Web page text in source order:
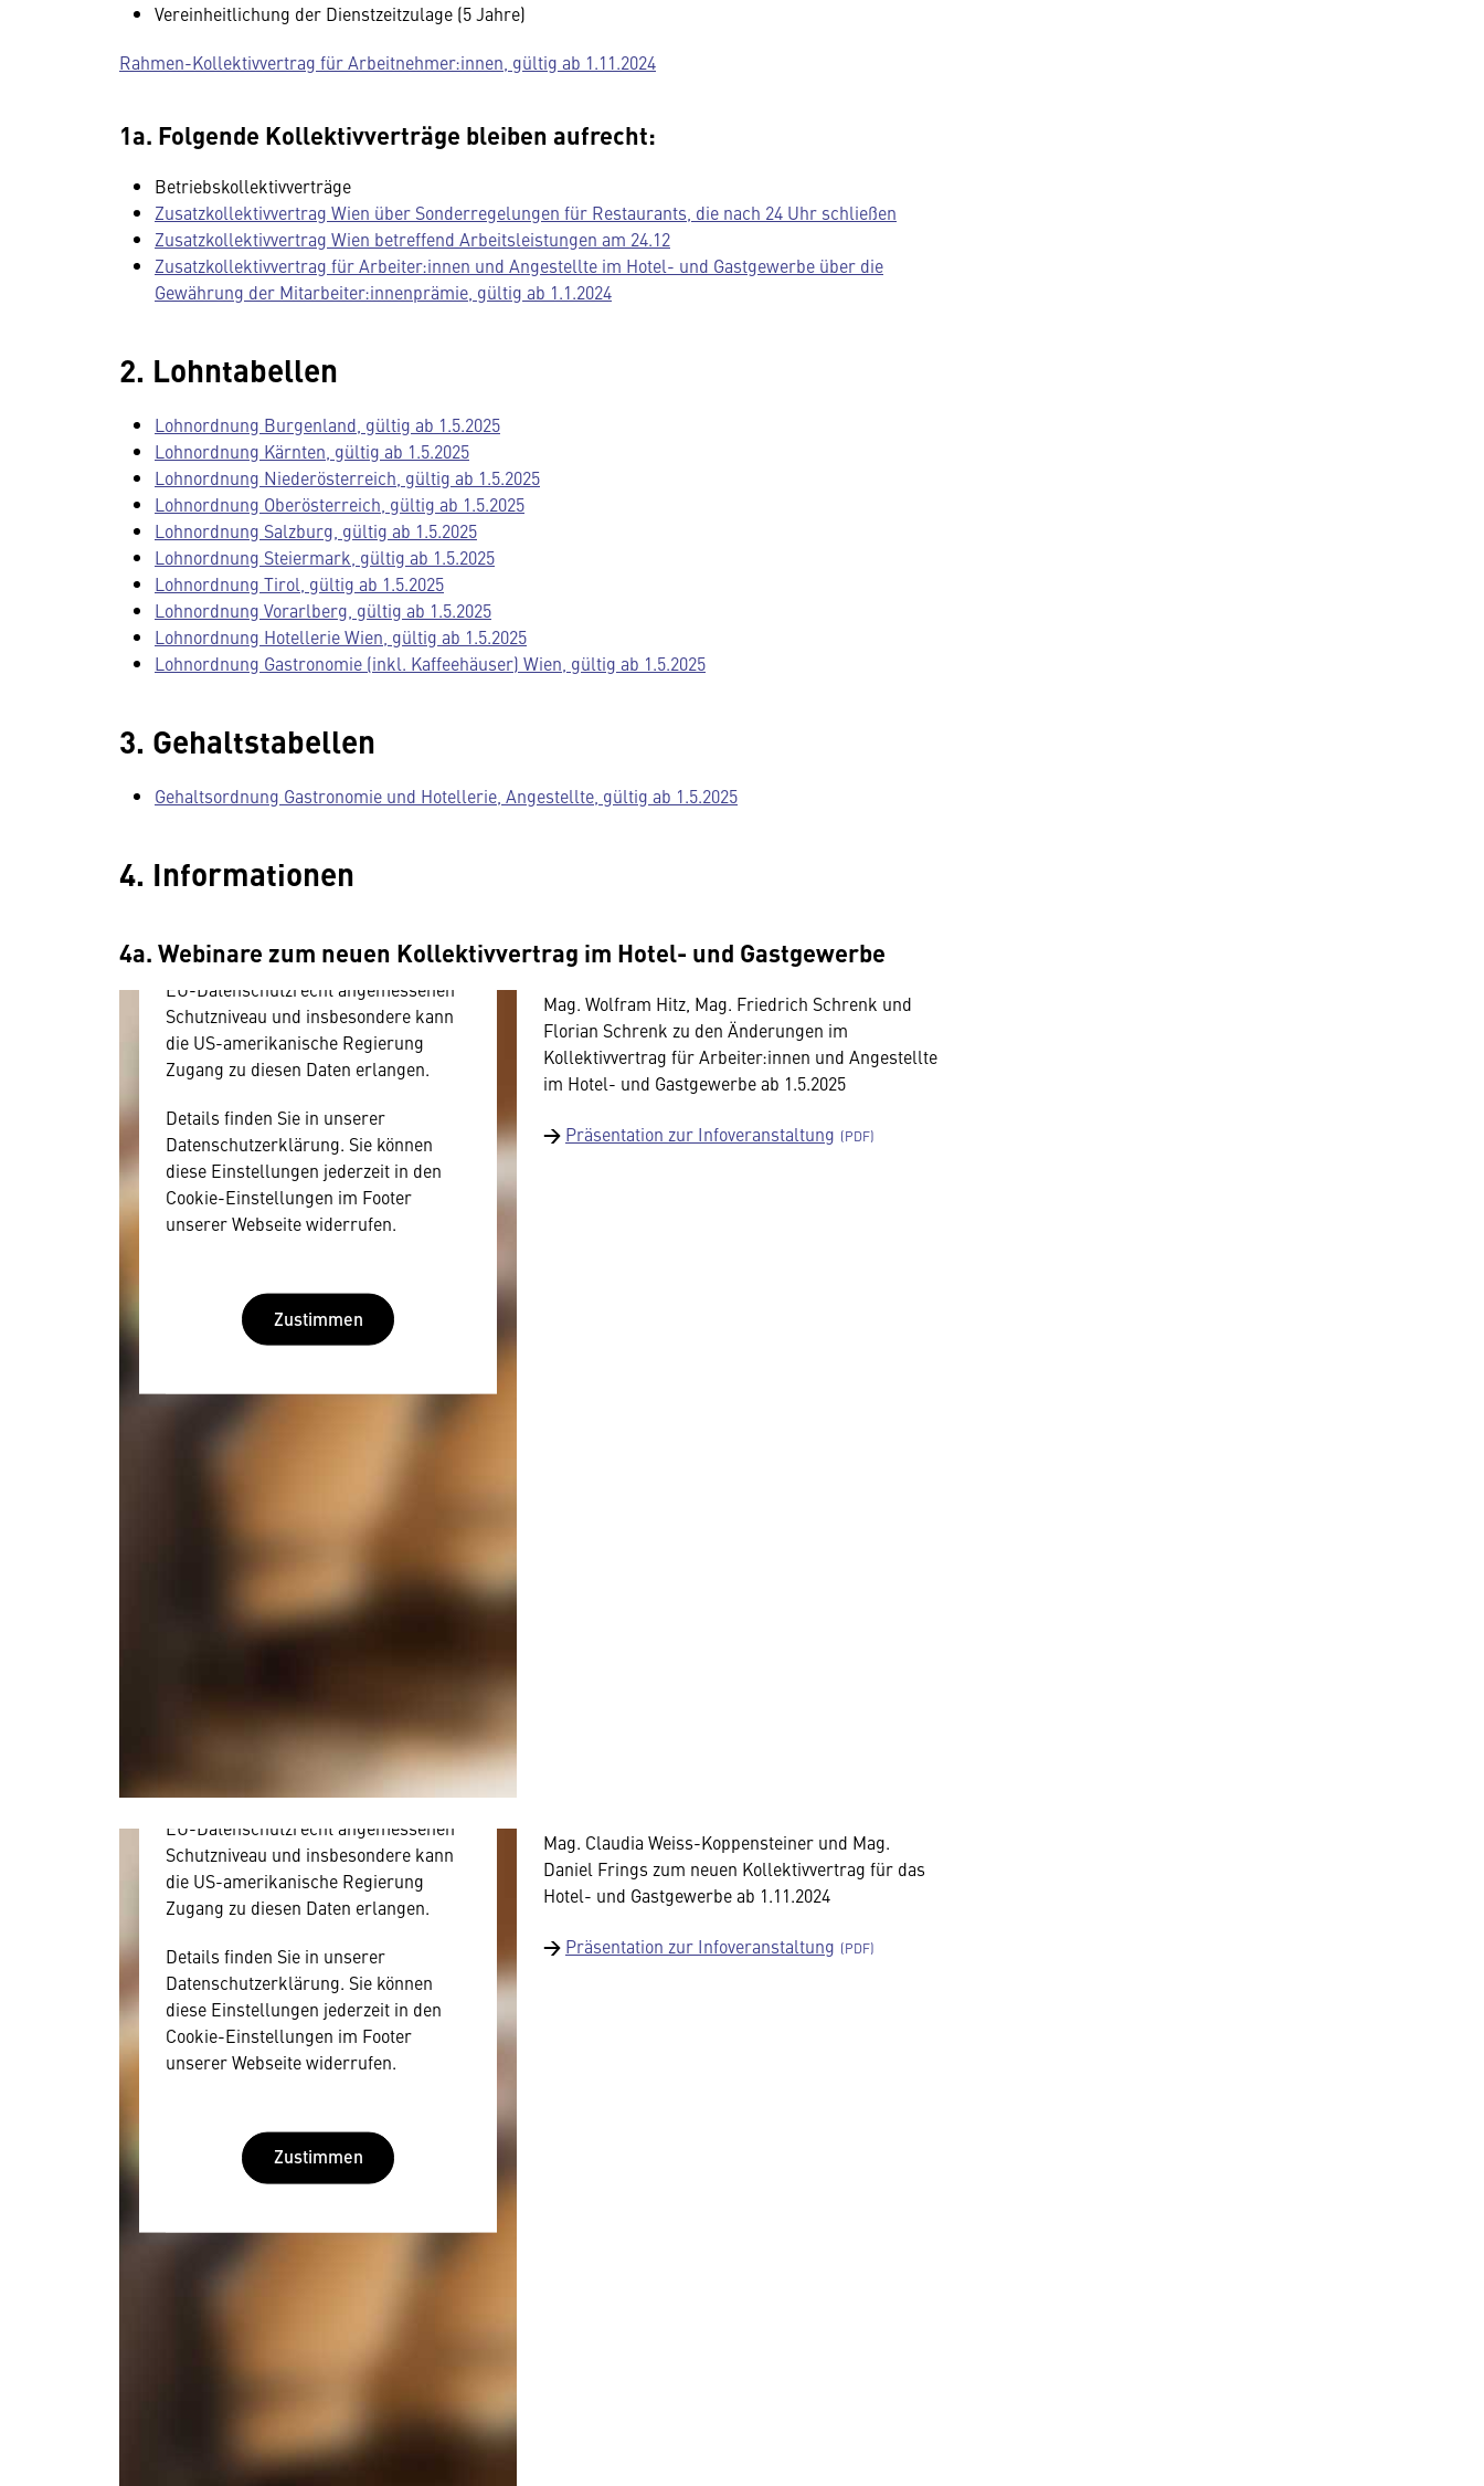
Vereinheitlichung der Dienstzeitzulage (5 Jahre)
Rahmen-Kollektivvertrag für Arbeitnehmer:innen, gültig ab 1.11.2024
1a. Folgende Kollektivverträge bleiben aufrecht:
Betriebskollektivverträge
Zusatzkollektivvertrag Wien über Sonderregelungen für Restaurants, die nach 24 Uhr schließen
Zusatzkollektivvertrag Wien betreffend Arbeitsleistungen am 24.12
Zusatzkollektivvertrag für Arbeiter:innen und Angestellte im Hotel- und Gastgewerbe über die
Gewährung der Mitarbeiter:innenprämie, gültig ab 1.1.2024
2. Lohntabellen
Lohnordnung Burgenland, gültig ab 1.5.2025
Lohnordnung Kärnten, gültig ab 1.5.2025
Lohnordnung Niederösterreich, gültig ab 1.5.2025
Lohnordnung Oberösterreich, gültig ab 1.5.2025
Lohnordnung Salzburg, gültig ab 1.5.2025
Lohnordnung Steiermark, gültig ab 1.5.2025
Lohnordnung Tirol, gültig ab 1.5.2025
Lohnordnung Vorarlberg, gültig ab 1.5.2025
Lohnordnung Hotellerie Wien, gültig ab 1.5.2025
Lohnordnung Gastronomie (inkl. Kaffeehäuser) Wien, gültig ab 1.5.2025
3. Gehaltstabellen
Gehaltsordnung Gastronomie und Hotellerie, Angestellte, gültig ab 1.5.2025
4. Informationen
4a. Webinare zum neuen Kollektivvertrag im Hotel- und Gastgewerbe
Wir benötigen Ihre
Hier würden wir Ihnen gerne einen
benötigen wir allerdings Ihre
zu Geräten und Nutzerverhalten
Diese Daten unterliegen keinem dem
EU-Datenschutzrecht angemessenen
Schutzniveau und insbesondere kann
die US-amerikanische Regierung
Zugang zu diesen Daten erlangen.
Details finden Sie in unserer
Datenschutzerklärung. Sie können
diese Einstellungen jederzeit in den
Cookie-Einstellungen im Footer
unserer Webseite widerrufen.
Zustimmen
Mag. Wolfram Hitz, Mag. Friedrich Schrenk und
Florian Schrenk zu den Änderungen im
Kollektivvertrag für Arbeiter:innen und Angestellte
im Hotel- und Gastgewerbe ab 1.5.2025
→ Präsentation zur Infoveranstaltung
Zustimmung
Hier würden wir Ihnen gerne einen
externen Inhalt anzeigen. Dafür
benötigen wir allerdings Ihre
zu Geräten und Nutzerverhalten
mitunter mit US-amerikanischen
Diese Daten unterliegen keinem dem
EU-Datenschutzrecht angemessenen
Schutzniveau und insbesondere kann
die US-amerikanische Regierung
Zugang zu diesen Daten erlangen.
Details finden Sie in unserer
Datenschutzerklärung. Sie können
diese Einstellungen jederzeit in den
Cookie-Einstellungen im Footer
unserer Webseite widerrufen.
Zustimmen
Mag. Claudia Weiss-Koppensteiner und Mag.
Daniel Frings zum neuen Kollektivvertrag für das
Hotel- und Gastgewerbe ab 1.11.2024
→ Präsentation zur Infoveranstaltung